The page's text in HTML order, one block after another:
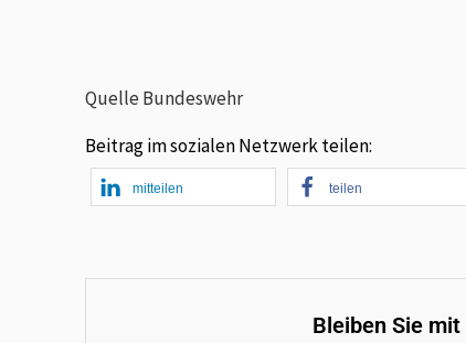
Quelle Bundeswehr
Beitrag im sozialen Netzwerk teilen:
mitteilen teilen
Bleiben Sie